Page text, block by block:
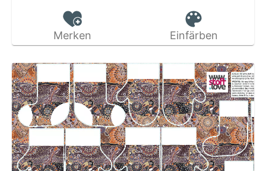
Merken Einfärben